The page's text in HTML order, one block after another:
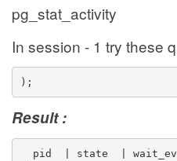
pg_stat_activity
In session - 1 try these
);
Result :
pid  | state  |